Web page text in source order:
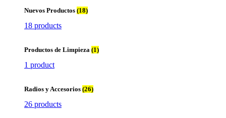
Nuevos Productos (18)
18 products
Productos de Limpieza (1)
1 product
Radios y Accesorios (26)
26 products